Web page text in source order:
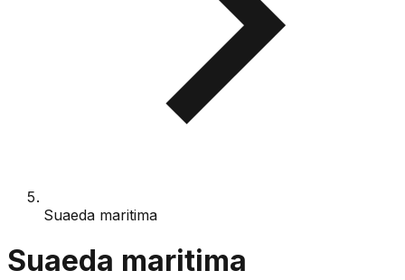
Suaeda maritima
Suaeda maritima